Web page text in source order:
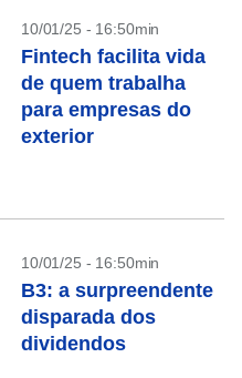
10/01/25 - 16:50min
Fintech facilita vida
de quem trabalha
para empresas do
exterior
10/01/25 - 16:50min
B3: a surpreendente
disparada dos
dividendos